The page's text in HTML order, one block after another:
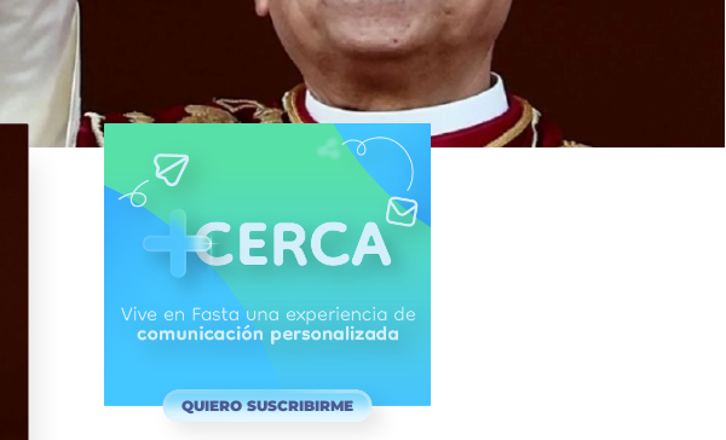
QUIERO SUSCRIBIRME